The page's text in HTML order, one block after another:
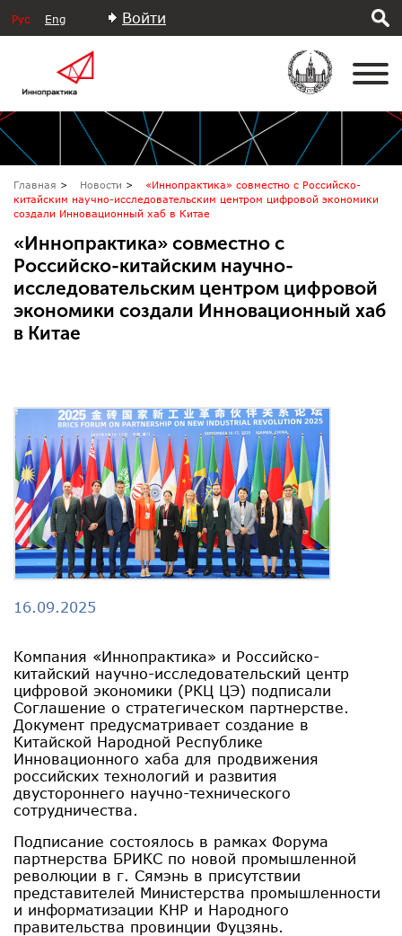
Рус Eng Войти
Главная Новости
«Иннопрактика» совместно с Российско-
китайским научно-исследовательским центром цифровой экономики
создали Инновационный хаб в Китае
«Иннопрактика» совместно с
Российско-китайским научно-
исследовательским центром цифровой
экономики создали Инновационный хаб
в Китае
16.09.2025
Компания «Иннопрактика» и Российско-
китайский научно-исследовательский центр
цифровой экономики (РКЦ ЦЭ) подписали
Соглашение о стратегическом партнерстве.
Документ предусматривает создание в
Китайской Народной Республике
Инновационного хаба для продвижения
российских технологий и развития
двустороннего научно-технического
сотрудничества.
Подписание состоялось в рамках Форума
партнерства БРИКС по новой промышленной
революции в г. Сямэнь в присутствии
представителей Министерства промышленности
и информатизации КНР и Народного
правительства провинции Фуцзянь.